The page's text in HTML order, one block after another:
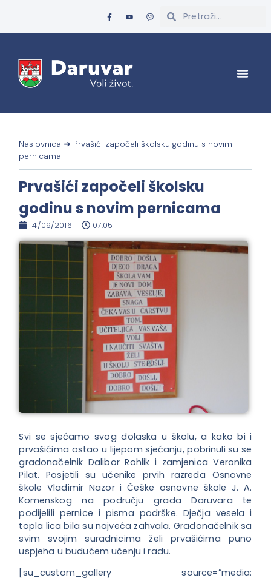
Naslovnica ➜ Prvašići započeli školsku godinu s novim
pernicama
Prvašići započeli školsku
godinu s novim pernicama
14/09/2016 07:05
Svi se sjećamo svog dolaska u školu, a kako bi i
prvašićima ostao u lijepom sjećanju, pobrinuli su se
gradonačelnik Dalibor Rohlik i zamjenica Veronika
Pilat. Posjetili su učenike prvih razreda Osnovne
škole Vladimir Nazor i Češke osnovne škole J. A.
Komenskog na području grada Daruvara te
podijelili pernice i pisma podrške. Dječja vesela i
topla lica bila su najveća zahvala. Gradonačelnik sa
svim svojim suradnicima želi prvašićima puno
uspjeha u budućem učenju i radu.
[su_custom_gallery source=”media: